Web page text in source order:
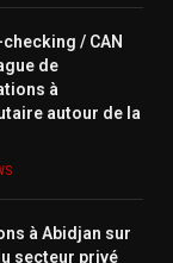
/ CAN
de
à
autour de la
à Abidjan sur
secteur privé